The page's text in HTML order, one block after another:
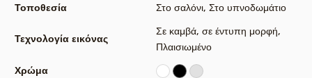
Τοποθεσία
Στο σαλόνι, Στο υπνοδωμάτιο
Τεχνολογία εικόνας
Σε καμβά, σε έντυπη μορφή,
Πλαισιωμένο
Χρώμα